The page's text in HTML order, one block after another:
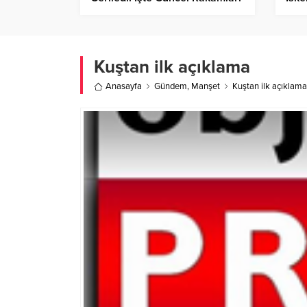
Kuştan ilk açıklama
Anasayfa Gündem, Manşet Kuştan ilk açıklama